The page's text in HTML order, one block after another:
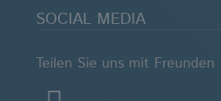
SOCIAL MEDIA
Teilen Sie uns mit Freunden